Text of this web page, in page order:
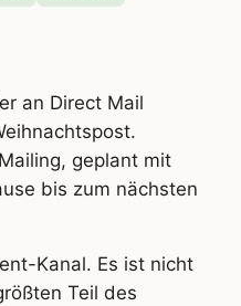
an Direct Mail
geplant mit
bis zum nächsten
Kanal. Es ist nicht
Teil des